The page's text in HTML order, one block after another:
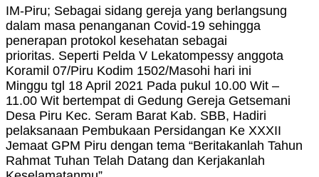
IM-Piru; Sebagai sidang gereja yang berlangsung
dalam masa penanganan Covid-19 sehingga
penerapan protokol kesehatan sebagai
prioritas. Seperti Pelda V Lekatompessy anggota
Koramil 07/Piru Kodim 1502/Masohi hari ini
Minggu tgl 18 April 2021 Pada pukul 10.00 Wit –
11.00 Wit bertempat di Gedung Gereja Getsemani
Desa Piru Kec. Seram Barat Kab. SBB, Hadiri
pelaksanaan Pembukaan Persidangan Ke XXXII
Jemaat GPM Piru dengan tema “Beritakanlah Tahun
Rahmat Tuhan Telah Datang dan Kerjakanlah